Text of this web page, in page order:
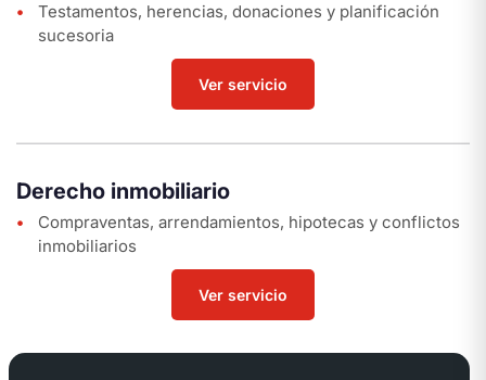
Testamentos, herencias, donaciones y planificación
sucesoria
Ver servicio
Derecho inmobiliario
Compraventas, arrendamientos, hipotecas y conflictos
inmobiliarios
Ver servicio